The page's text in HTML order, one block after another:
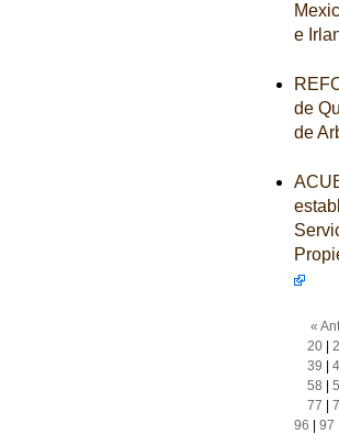
e
de
de
«
20|
39
58
77
96
97